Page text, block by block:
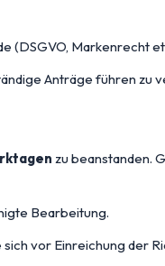
Markenrecht
Anträge führen zu
zu beanstanden.
Bearbeitung.
vor Einreichung der